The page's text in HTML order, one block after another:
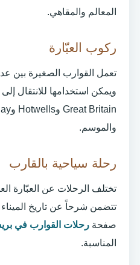
المعالم والمقاهي.
ركوب العبّارة
تعمل القوارب الصغيرة بين
والموسم.
رحلة سياحية بالقارب
تختلف الرحلات عن العبّارة
تتضمن شرحاً عن تاريخ
صفحة رحلات القوارب في
المناسبة.